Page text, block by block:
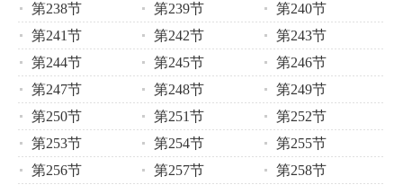
第238节
第239节
第240节
第241节
第242节
第243节
第244节
第245节
第246节
第247节
第248节
第249节
第250节
第251节
第252节
第253节
第254节
第255节
第256节
第257节
第258节